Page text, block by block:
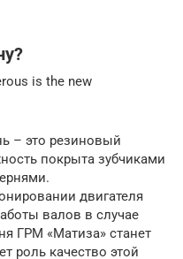
is the new
– это резиновый
покрыта зубчиками
двигателя
валов в случае
ГРМ «Матиза» станет
роль качество этой